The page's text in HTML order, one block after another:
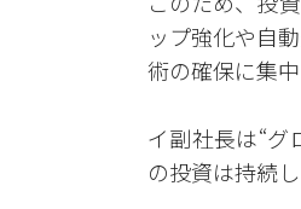
ップ強化や自
術の確保に集中
イ副社長は“
の投資は持続